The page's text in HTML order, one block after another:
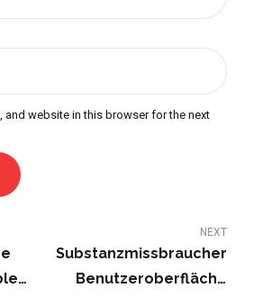
and website in this browser for the next
NEXT
Substanzmissbraucher
Benutzeroberfläche